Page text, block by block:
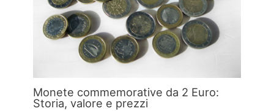
Monete commemorative da 2 Euro:
Storia, valore e prezzi